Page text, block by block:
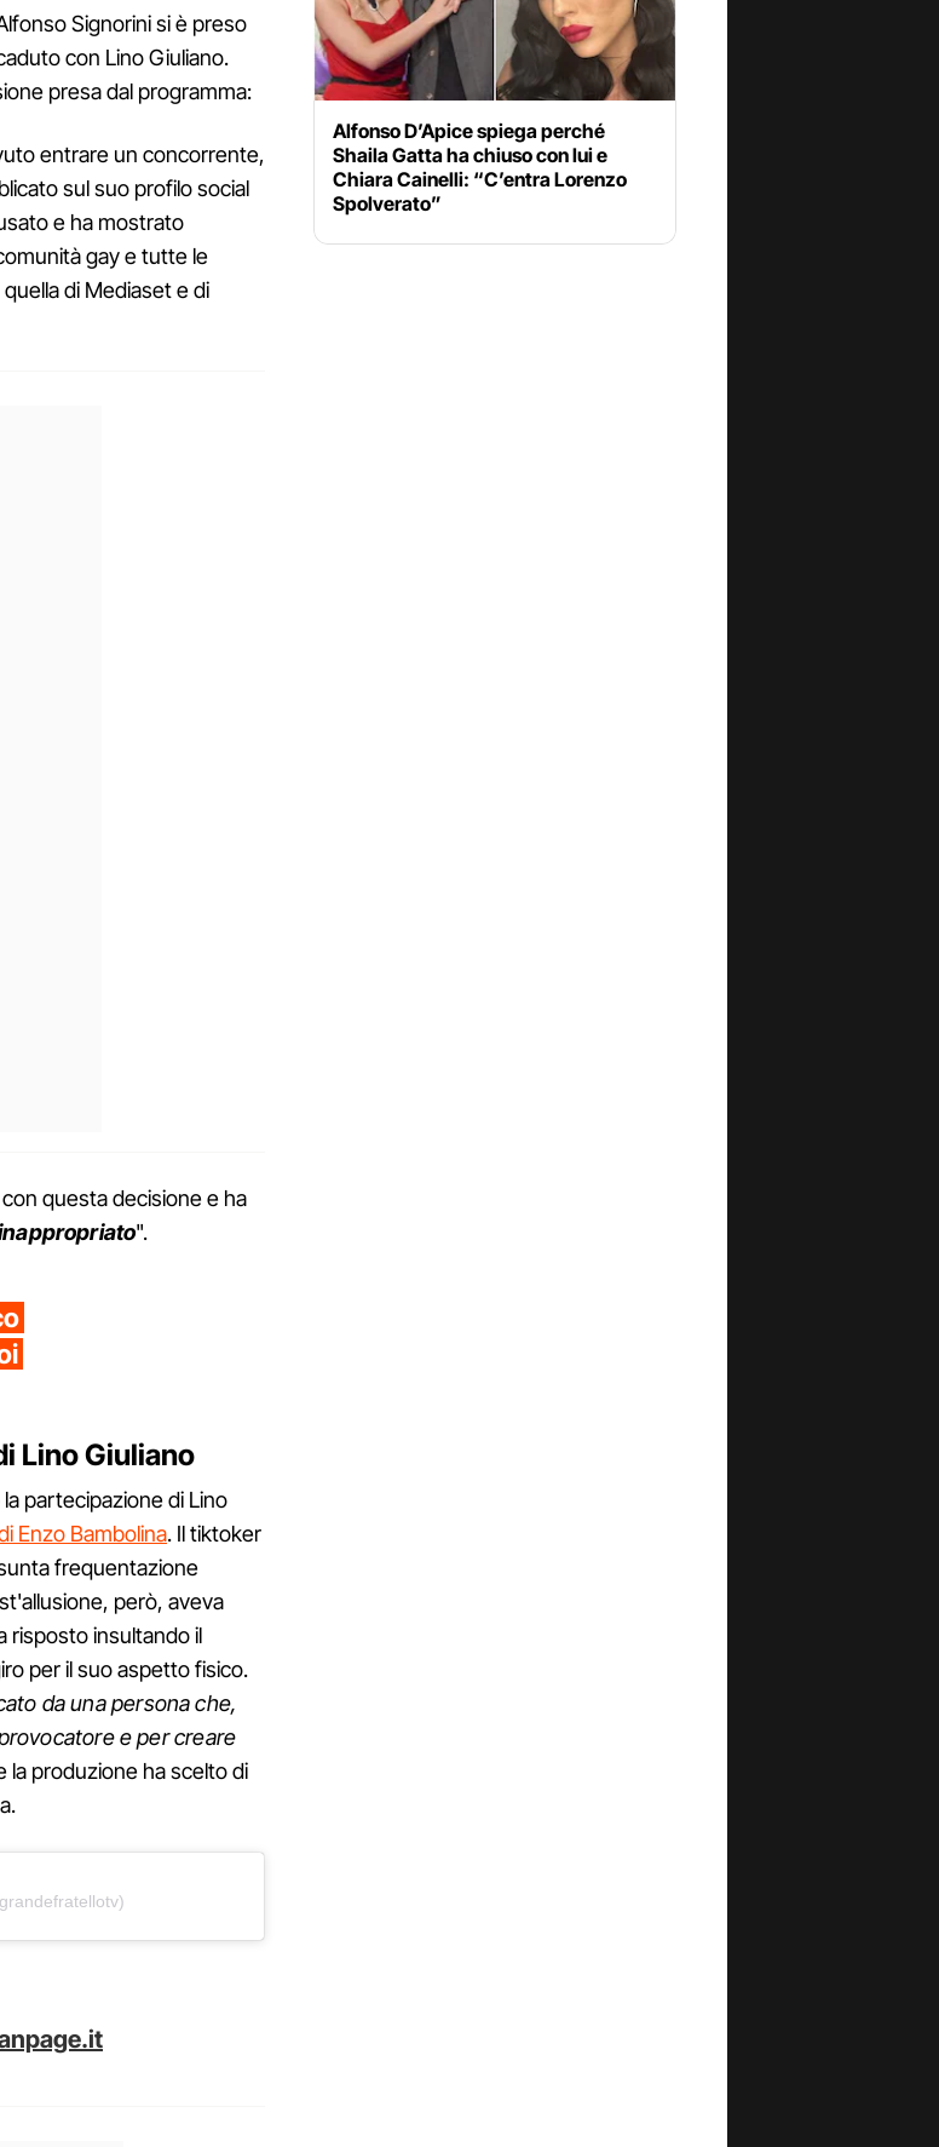
Signorini si è preso
con Lino Giuliano.
presa dal programma:
entrare un concorrente,
sul suo profilo social
e ha mostrato
gay e tutte le
di Mediaset e di
questa decisione e ha
".
Lino Giuliano
partecipazione di Lino
Enzo Bambolina. Il tiktoker
frequentazione
però, aveva
risposto insultando il
per il suo aspetto fisico.
da una persona che,
e per creare
la produzione ha scelto di
Alfonso D’Apice spiega perché
Shaila Gatta ha chiuso con lui e
Chiara Cainelli: “C’entra Lorenzo
Spolverato”